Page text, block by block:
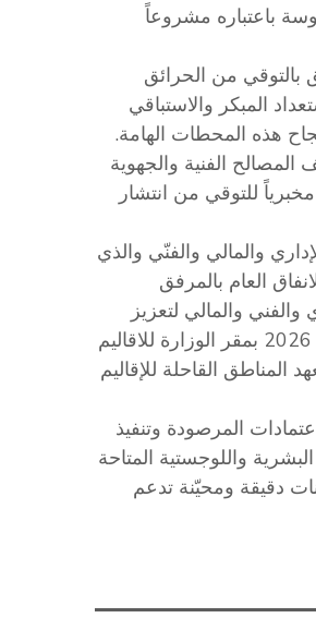
باعتباره مشروعاً
الحصاد 2026، ولاسيما ما يتعلّق بالتوقي من الحرائق
المبكر والاستباقي
هذه المحطات الهامة.
المصالح الفنية والجهوية
للتوقي من انتشار
والمالي والفنّي والذي
العام بالمرفق
والمالي لتعزيز
الحاكم الرشيدة ورفع كفاءة الأداء وضمان الشفافية والنزاهة وذلك يوم 18جوان 2026 بمقر الوزارة للاقاليم
2026 بولاية سوسة للإقليم عدد 3 ويوم 25 جوان 2026 بمعهد المناطق القاحلة للإقاليم
المرصودة وتنفيذ
واللوجستية المتاحة
دقيقة ومحيّنة تدعم